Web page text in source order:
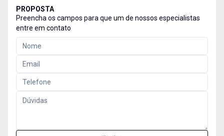
PROPOSTA
Preencha os campos para que um de nossos especialistas
entre em contato